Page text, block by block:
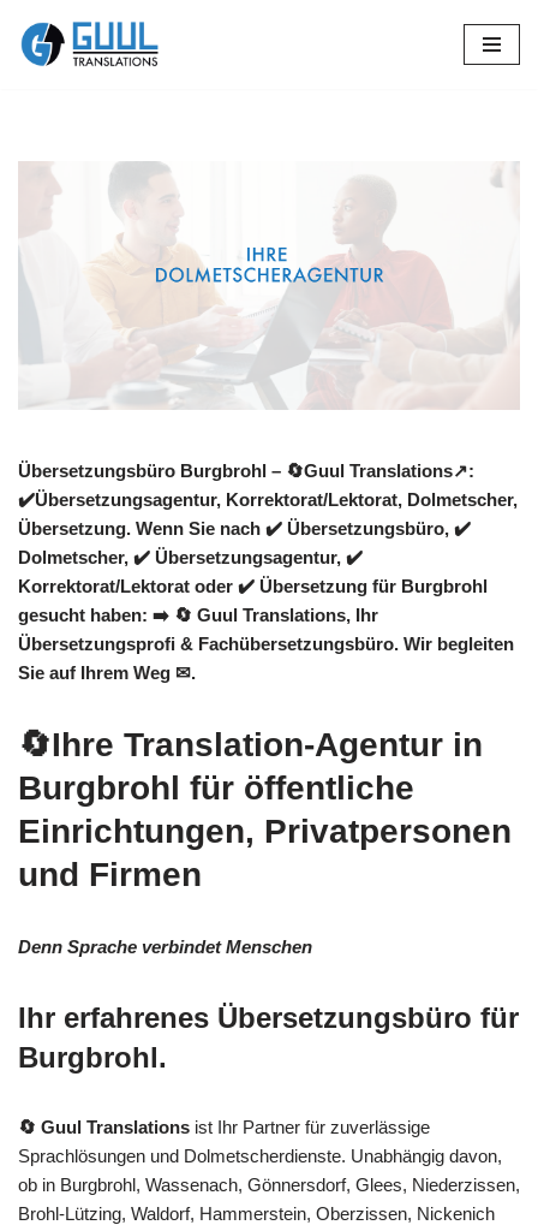
Zum
Übersetzungsbüro Burgbrohl – 🔄Guul Translations↗️:
✔️Übersetzungsagentur, Korrektorat/Lektorat, Dolmetscher,
Übersetzung. Wenn Sie nach ✔️ Übersetzungsbüro, ✔️
Dolmetscher, ✔️ Übersetzungsagentur, ✔️
Korrektorat/Lektorat oder ✔️ Übersetzung für Burgbrohl
gesucht haben: ➡️ 🔄 Guul Translations, Ihr
Übersetzungsprofi & Fachübersetzungsbüro. Wir begleiten
Sie auf Ihrem Weg ✉.
🔄Ihre Translation-Agentur in
Burgbrohl für öffentliche
Einrichtungen, Privatpersonen
und Firmen
Denn Sprache verbindet Menschen
Ihr erfahrenes Übersetzungsbüro für
Burgbrohl.
🔄 Guul Translations ist Ihr Partner für zuverlässige
Sprachlösungen und Dolmetscherdienste. Unabhängig davon,
ob in Burgbrohl, Wassenach, Gönnersdorf, Glees, Niederzissen,
Brohl-Lützing, Waldorf, Hammerstein, Oberzissen, Nickenich